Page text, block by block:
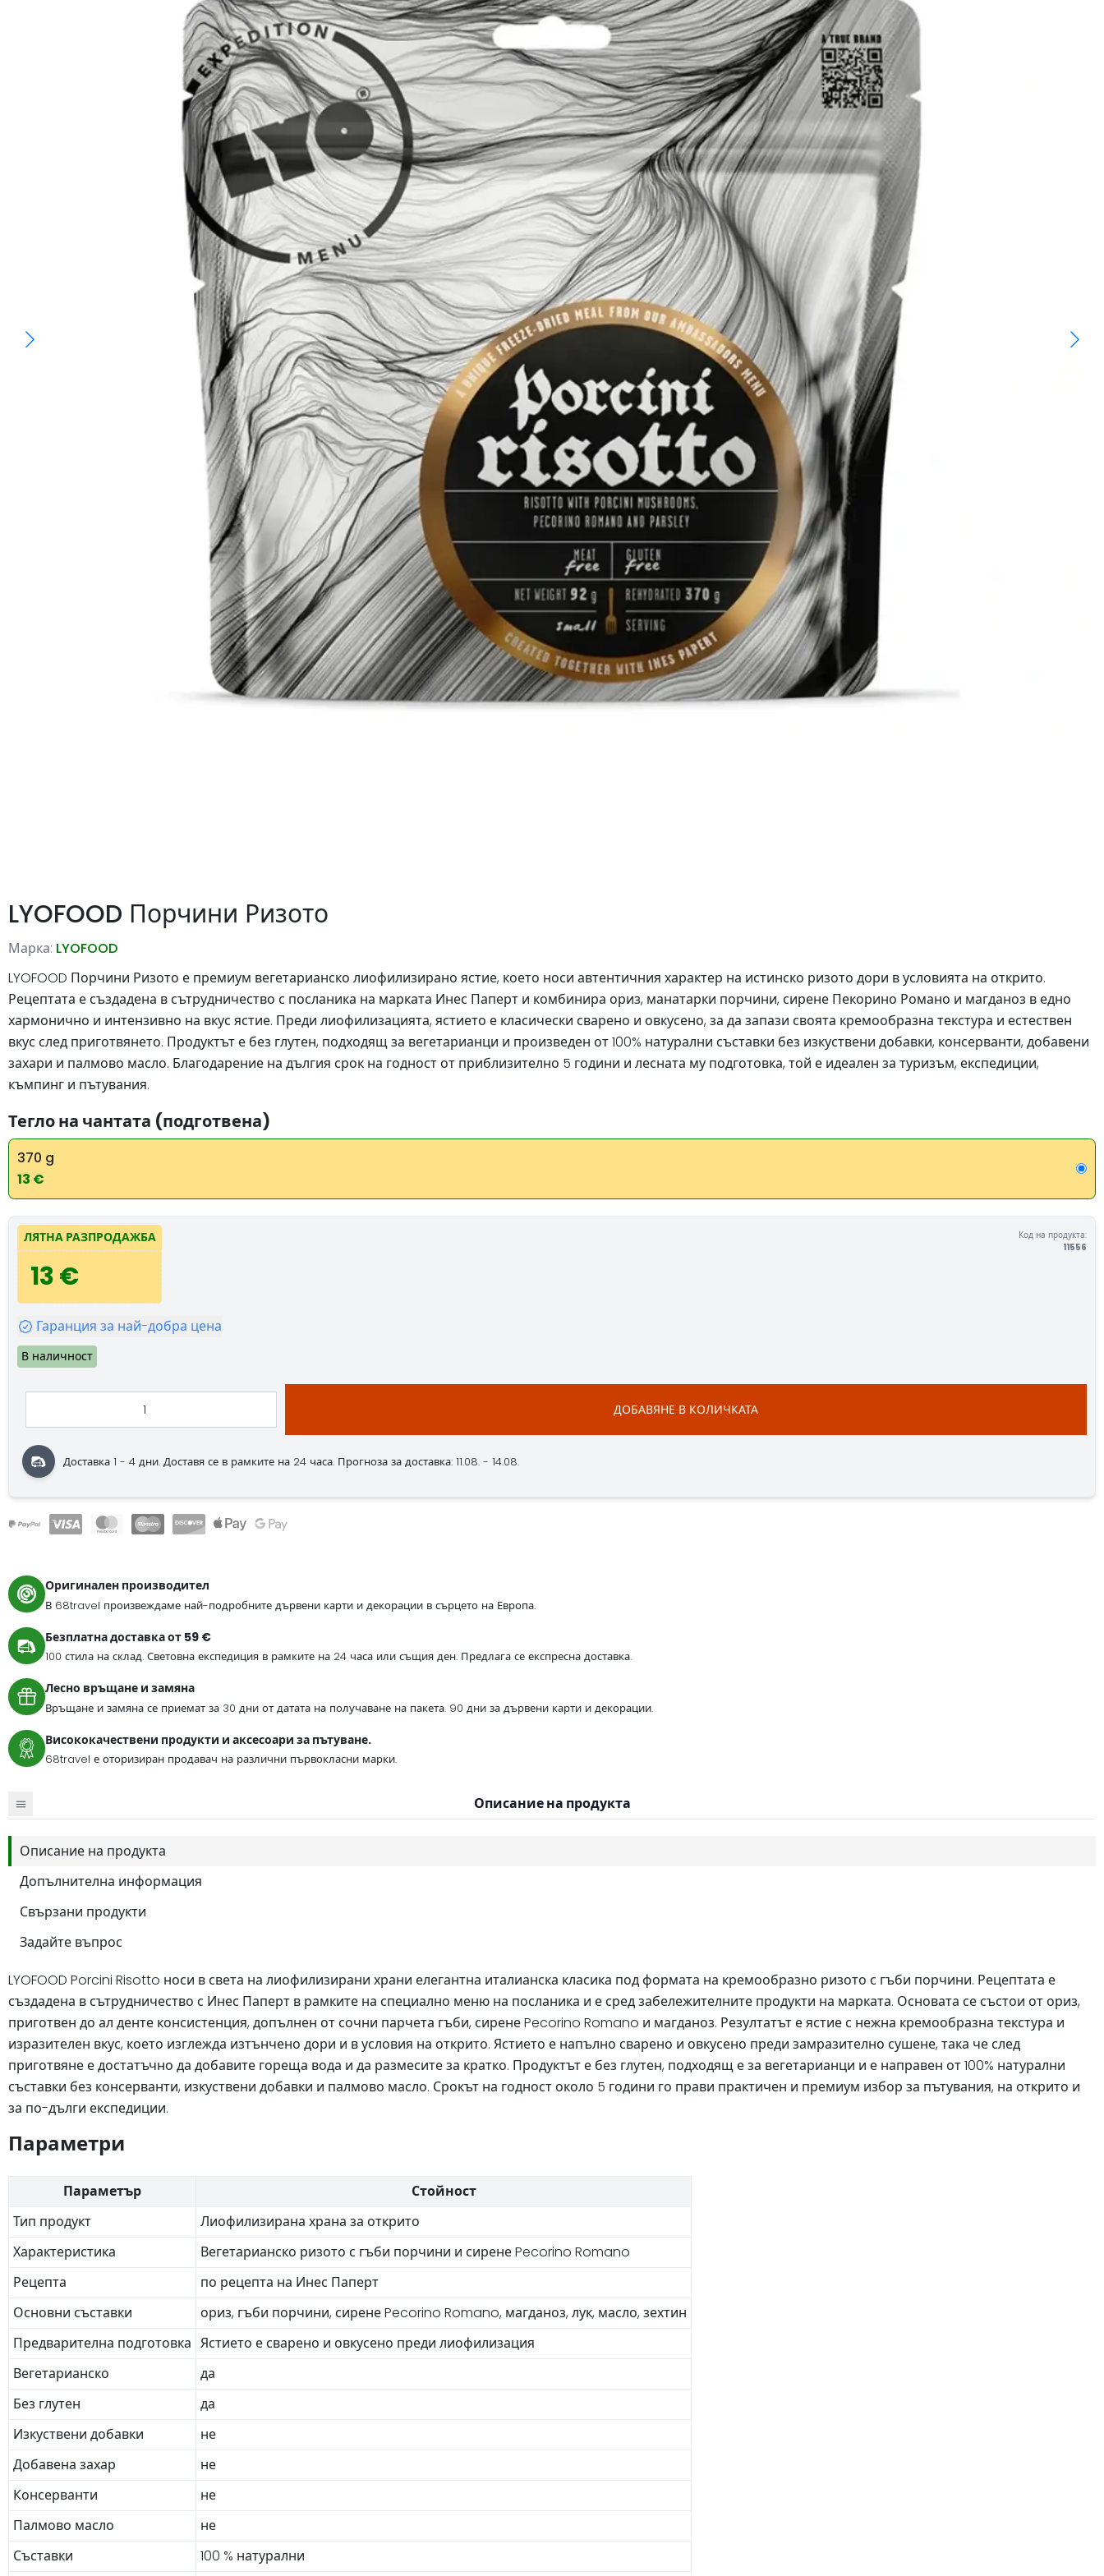
LYOFOOD Порчини Ризото
Марка: LYOFOOD
LYOFOOD Порчини Ризото е премиум вегетарианско лиофилизирано ястие, което носи автентичния характер на истинско ризото дори в условията на открито.
Рецептата е създадена в сътрудничество с посланика на марката Инес Паперт и комбинира ориз, манатарки порчини, сирене Пекорино Романо и магданоз в едно
хармонично и интензивно на вкус ястие. Преди лиофилизацията, ястието е класически сварено и овкусено, за да запази своята кремообразна текстура и естествен
вкус след приготвянето. Продуктът е без глутен, подходящ за вегетарианци и произведен от 100% натурални съставки без изкуствени добавки, консерванти, добавени
захари и палмово масло. Благодарение на дългия срок на годност от приблизително 5 години и лесната му подготовка, той е идеален за туризъм, експедиции,
къмпинг и пътувания.
Тегло на чантата (подготвена)
370 g
13 €
ЛЯТНА РАЗПРОДАЖБА
13 €
Код на продукта:
11556
Гаранция за най-добра цена
В наличност
ДОБАВЯНЕ В КОЛИЧКАТА
Доставка 1 - 4 дни.Доставя се в рамките на 24 часа. Прогноза за доставка: 11.08. - 14.08.
Оригинален производител
В 68travel произвеждаме най-подробните дървени карти и декорации в сърцето на Европа.
Безплатна доставка от 59 €
100 стила на склад. Световна експедиция в рамките на 24 часа или същия ден. Предлага се експресна доставка.
Лесно връщане и замяна
Връщане и замяна се приемат за 30 дни от датата на получаване на пакета. 90 дни за дървени карти и декорации.
Висококачествени продукти и аксесоари за пътуване.
68travel е оторизиран продавач на различни първокласни марки.
Описание на продукта
Описание на продукта
Допълнителна информация
Свързани продукти
Задайте въпрос
LYOFOOD Porcini Risotto носи в света на лиофилизирани храни елегантна италианска класика под формата на кремообразно ризото с гъби порчини. Рецептата е
създадена в сътрудничество с Инес Паперт в рамките на специално меню на посланика и е сред забележителните продукти на марката. Основата се състои от ориз,
приготвен до ал денте консистенция, допълнен от сочни парчета гъби, сирене Pecorino Romano и магданоз. Резултатът е ястие с нежна кремообразна текстура и
изразителен вкус, което изглежда изтънчено дори и в условия на открито. Ястието е напълно сварено и овкусено преди замразително сушене, така че след
приготвяне е достатъчно да добавите гореща вода и да размесите за кратко. Продуктът е без глутен, подходящ е за вегетарианци и е направен от 100% натурални
съставки без консерванти, изкуствени добавки и палмово масло. Срокът на годност около 5 години го прави практичен и премиум избор за пътувания, на открито и
за по-дълги експедиции.
Параметри
Параметър
Стойност
Тип продукт
Лиофилизирана храна за открито
Характеристика
Вегетарианско ризото с гъби порчини и сирене Pecorino Romano
Рецепта
по рецепта на Инес Паперт
Основни съставки
ориз, гъби порчини, сирене Pecorino Romano, магданоз, лук, масло, зехтин
Предварителна подготовка Ястието е сварено и овкусено преди лиофилизация
Вегетарианско
да
Без глутен
да
Изкуствени добавки
не
Добавена захар
не
Консерванти
не
Палмово масло
не
Съставки
100 % натурални